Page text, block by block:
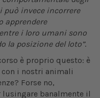
invece incorrere
apprendere
i loro umani sono
la posizione del loto”.
è proprio questo: è
i nostri animali
Forse no,
banalmente il